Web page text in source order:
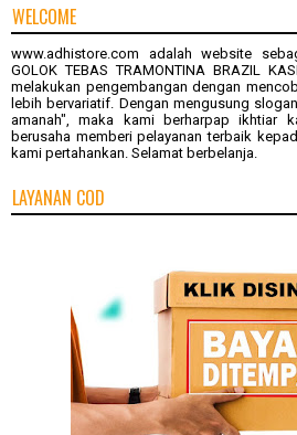
WELCOME
www.adhistore.com adalah website
GOLOK TEBAS TRAMONTINA BRAZIL
melakukan pengembangan dengan
lebih bervariatif. Dengan mengusung
amanah", maka kami berharpap ikhtiar
berusaha memberi pelayanan terbaik
kami pertahankan. Selamat berbelanja.
LAYANAN COD